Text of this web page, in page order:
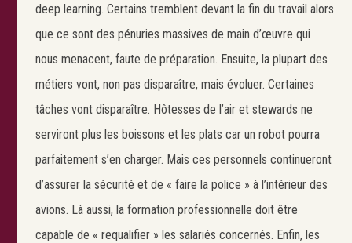
deep learning. Certains tremblent devant la fin du travail alors
que ce sont des pénuries massives de main d’œuvre qui
nous menacent, faute de préparation. Ensuite, la plupart des
métiers vont, non pas disparaître, mais évoluer. Certaines
tâches vont disparaître. Hôtesses de l’air et stewards ne
serviront plus les boissons et les plats car un robot pourra
parfaitement s’en charger. Mais ces personnels continueront
d’assurer la sécurité et de « faire la police » à l’intérieur des
avions. Là aussi, la formation professionnelle doit être
capable de « requalifier » les salariés concernés. Enfin, les